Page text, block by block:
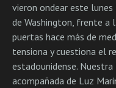
vieron ondear este
de Washington, frente a
puertas hace más de
tensiona y cuestiona el
estadounidense.
acompañada de Luz